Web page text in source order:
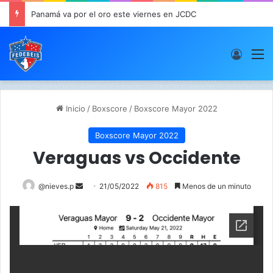
Panamá va por el oro este viernes en JCDC
Inicio / Boxscore / Boxscore Mayor 2022
Boxscore Mayor 2022
Veraguas vs Occidente
@nieves.p
S
n
a
21/05/2022 815 Menos de un minuto